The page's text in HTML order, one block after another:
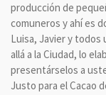
producción de
comuneros y ahí es
Luisa, Javier y
allá a la Ciudad, lo
presentárselos a
Justo para el Cacao